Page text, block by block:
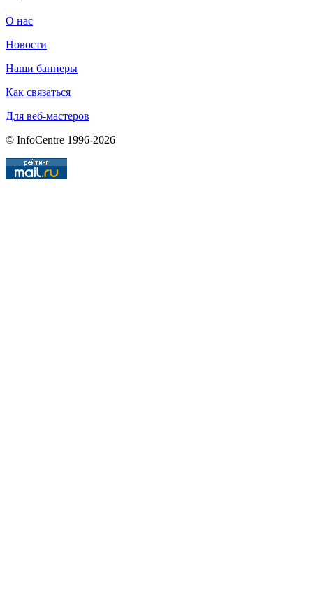
О нас
Новости
Наши баннеры
Как связаться
Для веб-мастеров
© InfoCentre 1996-2026